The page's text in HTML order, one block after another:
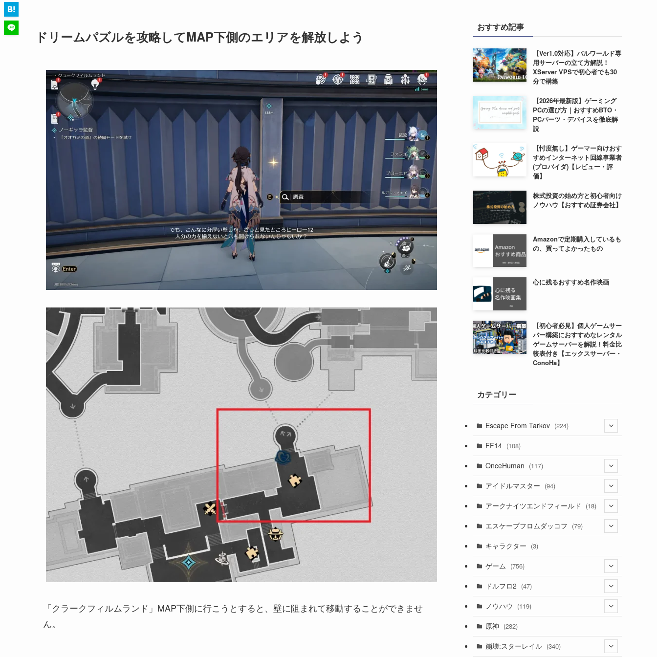
ドリームパズルを攻略してMAP下側のエリアを解放しよう
「クラークフィルムランド」MAP下側に行こうとすると、壁に阻まれて移動することができませ
ん。
おすすめ記事
【Ver1.0対応】パルワールド専
用サーバーの立て方解説！
XServer VPSで初心者でも30
分で構築
【2026年最新版】ゲーミング
PCの選び方｜おすすめBTO・
PCパーツ・デバイスを徹底解
説
【忖度無し】ゲーマー向けおす
すめインターネット回線事業者
(プロバイダ)【レビュー・評
価】
株式投資の始め方と初心者向け
ノウハウ【おすすめ証券会社】
Amazonで定期購入しているも
の、買ってよかったもの
心に残るおすすめ名作映画
【初心者必見】個人ゲームサー
バー構築におすすめなレンタル
ゲームサーバーを解説！料金比
較表付き【エックスサーバー・
ConoHa】
カテゴリー
Escape From Tarkov (224)
(16)
(11)
(2)
(11)
(13)
(8)
FF14 (108)
OnceHuman (117)
(20)
(1)
(3)
アイドルマスター (94)
(71)
(17)
(4)
アークナイツエンドフィールド (18)
(14)
(1)
エスケープフロムダッコフ (79)
(62)
キャラクター (3)
ゲーム (756)
(4)
(11)
ドルフロ2 (47)
(3)
(1)
(42)
ノウハウ (119)
(14)
(4)
原神 (282)
崩壊:スターレイル (340)